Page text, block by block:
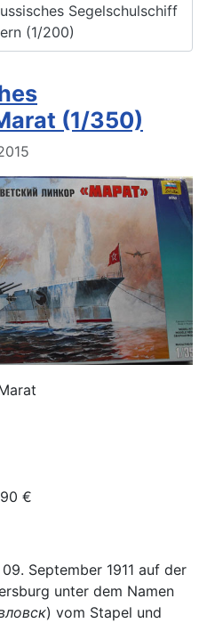
Segelschulschiff
(1/200)
(1/350)
€
September 1911 auf der
unter dem Namen
) vom Stapel und